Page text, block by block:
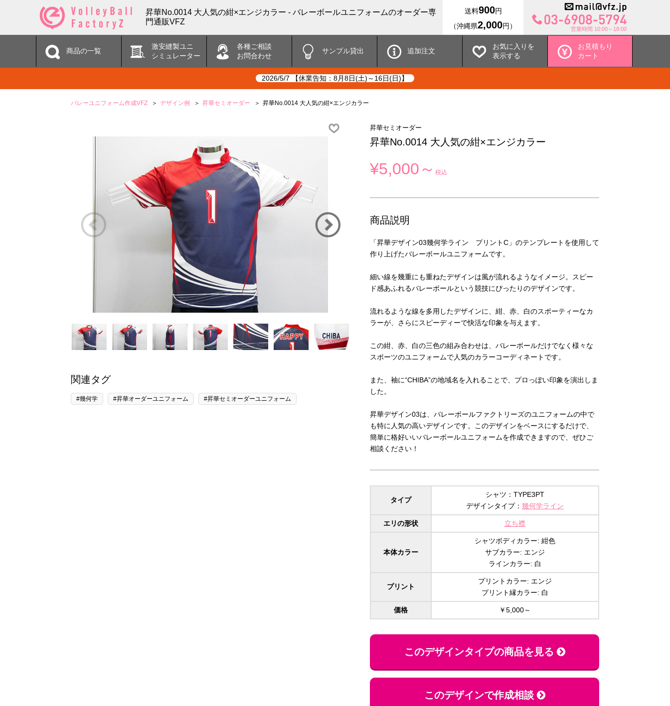
昇華No.0014 大人気の紺×エンジカラー - バレーボールユニフォームのオーダー専
門通販VFZ
送料900円
（沖縄県2,000円） 営業時間 10:00～18:00
商品の一覧
激安縫製ユニ
シミュレーター
各種ご相談
お問合わせ
サンプル貸出 追加注文
お気に入りを
表示する
お見積もり
カート
2026/5/7 【休業告知：8月8日(土)～16日(日)】
バレーユニフォーム作成VFZ デザイン例 昇華セミオーダー 昇華No.0014 大人気の紺×エンジカラー
関連タグ
#幾何学 #昇華オーダーユニフォーム #昇華セミオーダーユニフォーム
昇華セミオーダー
昇華No.0014 大人気の紺×エンジカラー
¥5,000～ 税込
商品説明
「昇華デザイン03幾何学ライン プリントC」のテンプレートを使用して
作り上げたバレーボールユニフォームです。
細い線を幾重にも重ねたデザインは風が流れるようなイメージ。スピー
ド感あふれるバレーボールという競技にぴったりのデザインです。
流れるような線を多用したデザインに、紺、赤、白のスポーティーなカ
ラーが、さらにスピーディーで快活な印象を与えます。
この紺、赤、白の三色の組み合わせは、バレーボールだけでなく様々な
スポーツのユニフォームで人気のカラーコーディネートです。
また、袖に“CHIBA”の地域名を入れることで、プロっぽい印象を演出しま
した。
昇華デザイン03は、バレーボールファクトリーズのユニフォームの中で
も特に人気の高いデザインです。このデザインをベースにするだけで、
簡単に格好いいバレーボールユニフォームを作成できますので、ぜひご
相談ください！
タイプ
シャツ：TYPE3PT
デザインタイプ： 幾何学ライン
エリの形状 立ち襟
本体カラー
シャツボディカラー: 紺色
サブカラー: エンジ
ラインカラー: 白
プリント
プリントカラー: エンジ
プリント縁カラー: 白
価格 ￥5,000～
このデザインタイプの商品を見る
このデザインで作成相談